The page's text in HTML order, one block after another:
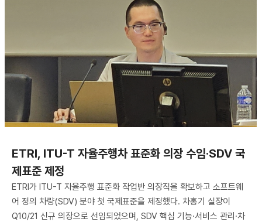
ETRI, ITU-T 자율주행차 표준화 의장 수임·SDV 국
제표준 제정
ETRI가 ITU-T 자율주행 표준화 작업반 의장직을 확보하고 소프트웨
어 정의 차량(SDV) 분야 첫 국제표준을 제정했다. 차홍기 실장이
Q10/21 신규 의장으로 선임되었으며, SDV 핵심 기능·서비스 관리·차